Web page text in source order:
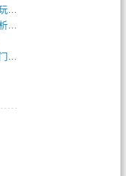
风云私服传奇游戏新手如何快速掌握核心玩法(616)
传奇游戏专家进阶秘籍：终极攻略问答解析(848)
蓝月传奇私服攻略大全：新手小白快速入门指(386)